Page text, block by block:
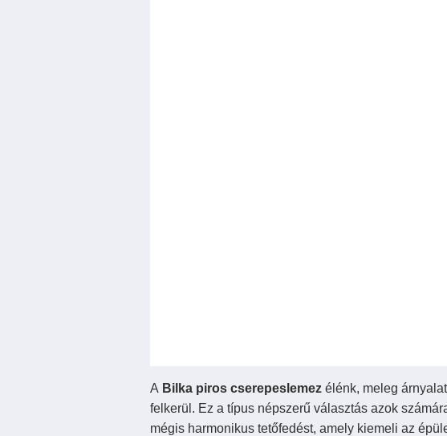
A Bilka piros cserepeslemez élénk, meleg
felkerül. Ez a típus népszerű választás azok
mégis harmonikus tetőfedést, amely kiemeli az